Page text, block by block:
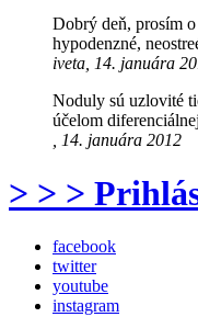
Dobrý deň, prosím
hypodenzné,
iveta, 14. januára
Noduly sú uzlovité
účelom
, 14. januára 2012
> > >
facebook
twitter
youtube
instagram